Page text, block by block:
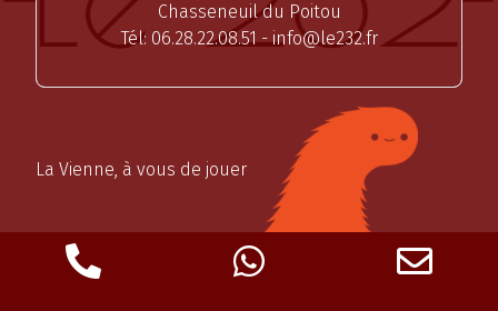
Chasseneuil du Poitou
Tél: 06.28.22.08.51-info@le232.fr
La Vienne, à vous de jouer